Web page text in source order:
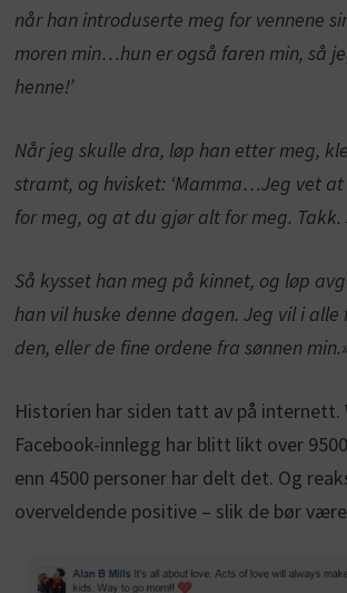
når han introduserte meg for vennene
moren min…hun er også faren min, så
henne!’
Når jeg skulle dra, løp han etter meg,
stramt, og hvisket: ‘Mamma…Jeg vet
for meg, og at du gjør alt for meg. Takk.
Så kysset han meg på kinnet, og løp
han vil huske denne dagen. Jeg vil i
den, eller de fine ordene fra sønnen
Historien har siden tatt av på internett.
Facebook-innlegg har blitt likt over
enn 4500 personer har delt det. Og
overveldende positive – slik de bør